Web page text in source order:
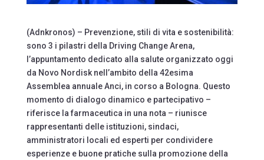
(Adnkronos) – Prevenzione, stili di vita e sostenibilità:
sono 3 i pilastri della Driving Change Arena,
l’appuntamento dedicato alla salute organizzato oggi
da Novo Nordisk nell’ambito della 42esima
Assemblea annuale Anci, in corso a Bologna. Questo
momento di dialogo dinamico e partecipativo –
riferisce la farmaceutica in una nota – riunisce
rappresentanti delle istituzioni, sindaci,
amministratori locali ed esperti per condividere
esperienze e buone pratiche sulla promozione della